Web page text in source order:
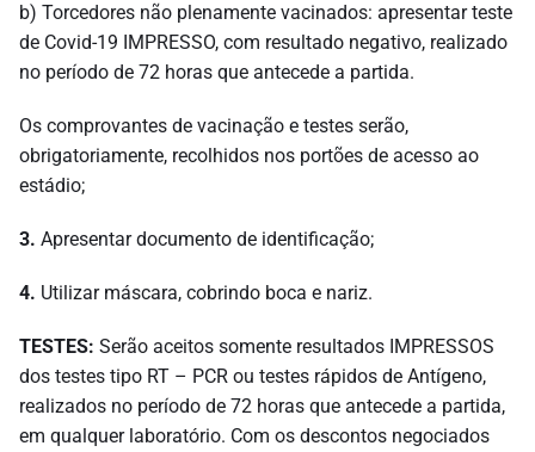
b) Torcedores não plenamente vacinados: apresentar teste
de Covid-19 IMPRESSO, com resultado negativo, realizado
no período de 72 horas que antecede a partida.
Os comprovantes de vacinação e testes serão,
obrigatoriamente, recolhidos nos portões de acesso ao
estádio;
3. Apresentar documento de identificação;
4. Utilizar máscara, cobrindo boca e nariz.
TESTES: Serão aceitos somente resultados IMPRESSOS
dos testes tipo RT – PCR ou testes rápidos de Antígeno,
realizados no período de 72 horas que antecede a partida,
em qualquer laboratório. Com os descontos negociados